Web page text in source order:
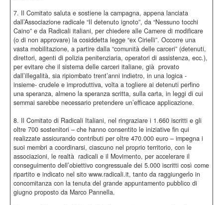
7. Il Comitato saluta e sostiene la campagna, appena lanciata
dall’Associazione radicale “Il detenuto ignoto”, da “Nessuno tocchi
Caino” e da Radicali italiani, per chiedere alle Camere di modificare
(o di non approvare) la cosiddetta legge “ex Cirielli”. Occorre una
vasta mobilitazione, a partire dalla “comunità delle carceri” (detenuti,
direttori, agenti di polizia penitenziaria, operatori di assistenza, ecc.),
per evitare che il sistema delle carceri italiane, già provato
dall’illegalità, sia ripiombato trent’anni indietro, in una logica -
insieme- crudele e improduttiva, volta a togliere ai detenuti perfino
una speranza, almeno la speranza scritta, sulla carta, in leggi di cui
semmai sarebbe necessario pretendere un’efficace applicazione.
8. Il Comitato di Radicali Italiani, nel ringraziare i 1.660 iscritti e gli
oltre 700 sostenitori – che hanno consentito le iniziative fin qui
realizzate assicurando contributi per oltre 470.000 euro – impegna i
suoi membri a coordinarsi, ciascuno nel proprio territorio, con le
associazioni, le realtà radicali e il Movimento, per accelerare il
conseguimento dell’obiettivo congressuale dei 5.000 iscritti così come
ripartito e indicato nel sito www.radicali.it, tanto da raggiungerlo in
concomitanza con la tenuta del grande appuntamento pubblico di
giugno proposto da Marco Pannella.